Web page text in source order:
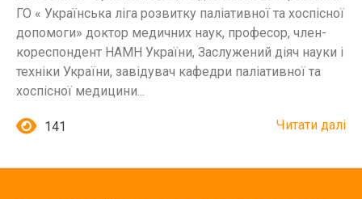
ГО « Українська ліга розвитку паліативної та хоспісної
допомоги» доктор медичних наук, професор, член-
кореспондент НАМН України, Заслужений діяч науки і
техніки України, завідувач кафедри паліативної та
хоспісної медицини...
141 Читати далі